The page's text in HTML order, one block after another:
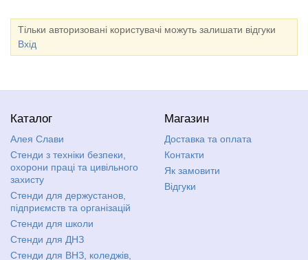
Тільки авторизовані користувачі можуть залишати відгуки
Вхід
Каталог
Алея Слави
Стенди з техніки безпеки,
охорони праці та цивільного
захисту
Стенди для держустанов,
підприємств та організацій
Стенди для школи
Стенди для ДНЗ
Стенди для ВНЗ, коледжів,
Магазин
Доставка та оплата
Контакти
Як замовити
Відгуки